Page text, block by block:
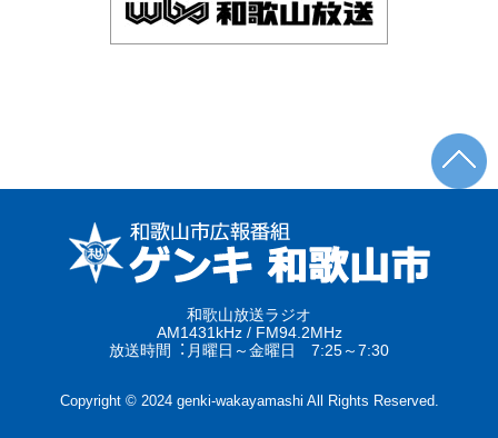
和歌山放送ラジオ
AM1431kHz / FM94.2MHz
放送時間︓月曜日～金曜日 7:25～7:30
Copyright © 2024 genki-wakayamashi All Rights Reserved.